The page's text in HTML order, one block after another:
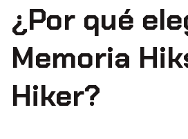
¿Por qué
Memoria
Hiker?